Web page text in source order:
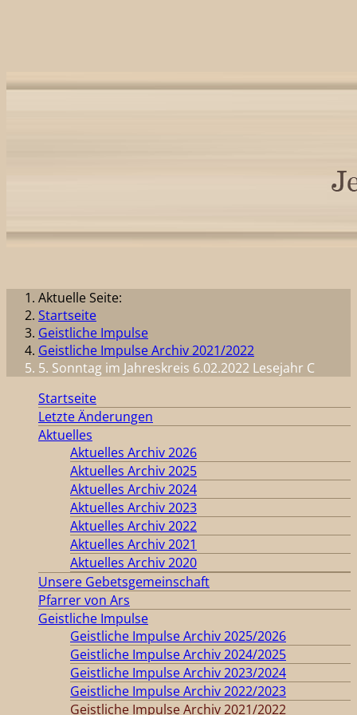
Aktuelle Seite:
Startseite
Geistliche Impulse
Geistliche Impulse Archiv 2021/2022
5. Sonntag im Jahreskreis 6.02.2022 Lesejahr C
Startseite
Letzte Änderungen
Aktuelles
Aktuelles Archiv 2026
Aktuelles Archiv 2025
Aktuelles Archiv 2024
Aktuelles Archiv 2023
Aktuelles Archiv 2022
Aktuelles Archiv 2021
Aktuelles Archiv 2020
Unsere Gebetsgemeinschaft
Pfarrer von Ars
Geistliche Impulse
Geistliche Impulse Archiv 2025/2026
Geistliche Impulse Archiv 2024/2025
Geistliche Impulse Archiv 2023/2024
Geistliche Impulse Archiv 2022/2023
Geistliche Impulse Archiv 2021/2022